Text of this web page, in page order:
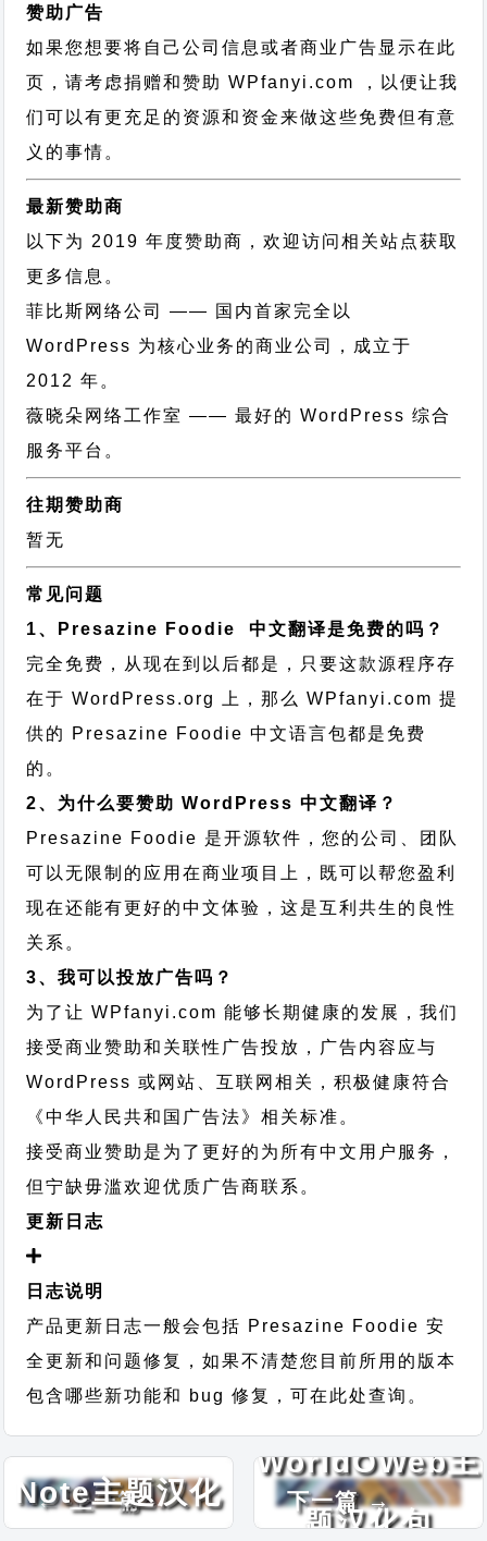
赞助广告
如果您想要将自己公司信息或者商业广告显示在此
页，请考虑捐赠和赞助 WPfanyi.com ，以便让我
们可以有更充足的资源和资金来做这些免费但有意
义的事情。
最新赞助商
以下为 2019 年度赞助商，欢迎访问相关站点获取
更多信息。
菲比斯网络公司
—— 国内首家完全以
WordPress 为核心业务的商业公司，成立于
2012 年。
薇晓朵网络工作室 —— 最好的 WordPress 综合
服务平台。
往期赞助商
暂无
常见问题
1、Presazine Foodie 中文翻译是免费的吗？
完全免费，从现在到以后都是，只要这款源程序存
在于 WordPress.org 上，那么 WPfanyi.com 提
供的 Presazine Foodie 中文语言包都是免费
的。
2、为什么要赞助 WordPress 中文翻译？
Presazine Foodie 是开源软件，您的公司、团队
可以无限制的应用在商业项目上，既可以帮您盈利
现在还能有更好的中文体验，这是互利共生的良性
关系。
3、我可以投放广告吗？
为了让 WPfanyi.com 能够长期健康的发展，我们
接受商业赞助和关联性广告投放，广告内容应与
WordPress 或网站、互联网相关，积极健康符合
《中华人民共和国广告法》相关标准。
接受商业赞助是为了更好的为所有中文用户服务，
但宁缺毋滥欢迎优质广告商联系。
更新日志
日志说明
产品更新日志一般会包括 Presazine Foodie 安
全更新和问题修复，如果不清楚您目前所用的版本
包含哪些新功能和 bug 修复，可在此处查询。
← 上一篇
Business
Note主题汉化
下一篇 →
WorldOWeb主
题汉化包